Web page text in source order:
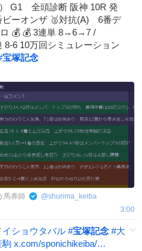
G1 全頭診断 阪神 10R 発
ーオンザ 🥈対抗(A) 6番デ
💰 💰 3連単 8→6→7 /
6 10万回シミュレーション
宝塚記念
馬券師 @shunma_keiba
3:00
イショウタバル #宝塚記念 #大
駒 x.com/sponichikeiba/…